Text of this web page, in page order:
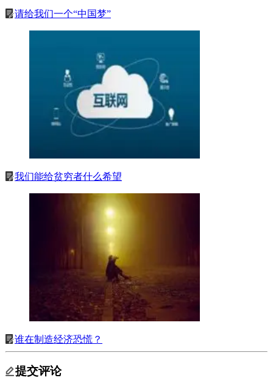
提交评论
请给我们一个“中国梦”
我们能给贫穷者什么希望
谁在制造经济恐慌？